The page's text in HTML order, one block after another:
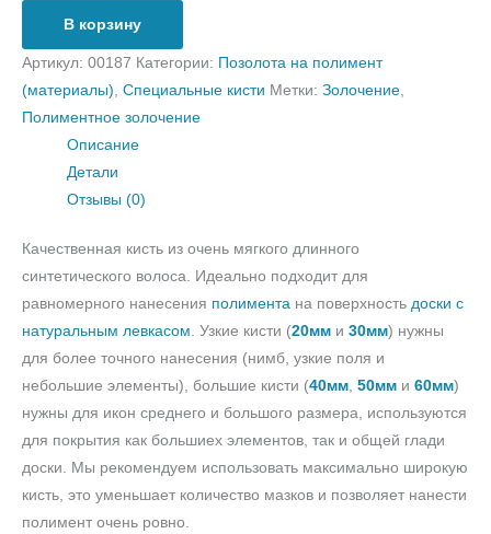
В корзину
Артикул: 00187 Категории: Позолота на полимент
(материалы) Специальные кисти Метки: Золочение
Полиментное золочение
Описание
Детали
Отзывы (0)
Качественная кисть из очень мягкого длинного
синтетического волоса. Идеально подходит для
равномерного нанесения полимента на поверхность доски с
натуральным левкасом. Узкие кисти (20мм и 30мм) нужны
для более точного нанесения (нимб, узкие поля и
небольшие элементы), большие кисти (40мм, 50мм и 60мм)
нужны для икон среднего и большого размера, используются
для покрытия как большиех элементов, так и общей глади
доски. Мы рекомендуем использовать максимально широкую
кисть, это уменьшает количество мазков и позволяет нанести
полимент очень ровно.